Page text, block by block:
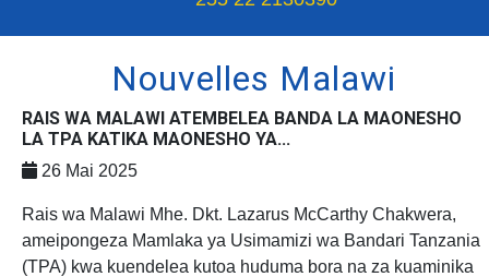
Nouvelles Malawi
RAIS WA MALAWI ATEMBELEA BANDA LA MAONESHO
LA TPA KATIKA MAONESHO YA...
26 Mai 2025
Rais wa Malawi Mhe. Dkt. Lazarus McCarthy Chakwera,
ameipongeza Mamlaka ya Usimamizi wa Bandari Tanzania
(TPA) kwa kuendelea kutoa huduma bora na za kuaminika